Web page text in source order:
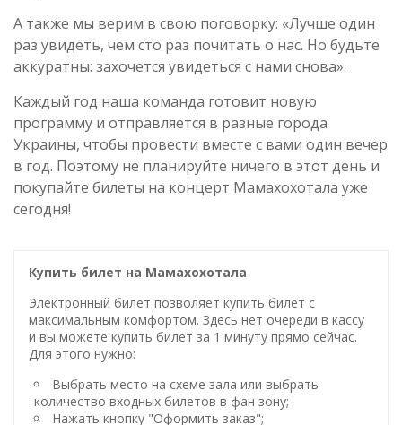
А также мы верим в свою поговорку: «Лучше один
раз увидеть, чем сто раз почитать о нас. Но будьте
аккуратны: захочется увидеться с нами снова».
Каждый год наша команда готовит новую
программу и отправляется в разные города
Украины, чтобы провести вместе с вами один вечер
в год. Поэтому не планируйте ничего в этот день и
покупайте билеты на концерт Мамахохотала уже
сегодня!
Купить билет на Мамахохотала
Электронный билет позволяет купить билет с
максимальным комфортом. Здесь нет очереди в кассу
и вы можете купить билет за 1 минуту прямо сейчас.
Для этого нужно:
Выбрать место на схеме зала или выбрать
количество входных билетов в фан зону;
Нажать кнопку "Оформить заказ";